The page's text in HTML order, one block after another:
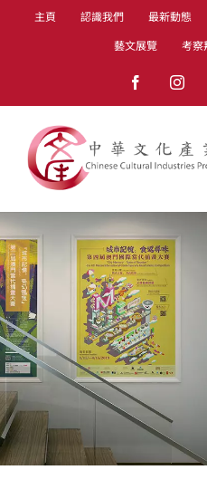
主頁 認識我們 最新動態
藝文展覽
考察
Facebook